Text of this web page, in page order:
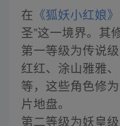
在 《狐妖小红娘》
圣”这一境界。其
第一等级为传说
红红、涂山雅雅
等，这些角色修
片地盘。
第二等级为妖皇